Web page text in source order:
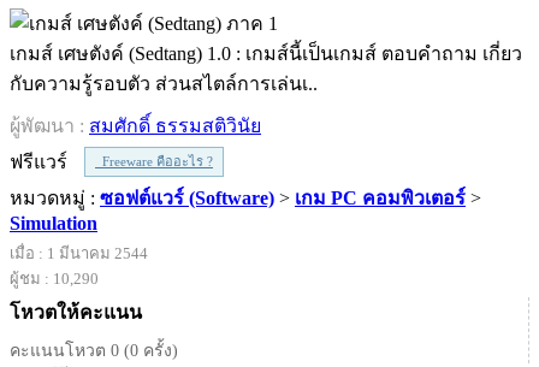
เกมส์ เศษตังค์ (Sedtang) 1.0 : เกมส์นี้เป็นเกมส์ ตอบคำถาม เกี่ยว
กับความรู้รอบตัว ส่วนสไตล์การเล่นเ..
ผู้พัฒนา : สมศักดิ์ ธรรมสติวินัย
ฟรีแวร์
Freeware คืออะไร ?
หมวดหมู่ : ซอฟต์แวร์ (Software) > เกม PC คอมพิวเตอร์ >
Simulation
เมื่อ : 1 มีนาคม 2544
ผู้ชม : 10,290
โหวตให้คะแนน
คะแนนโหวต 0 (0 ครั้ง)